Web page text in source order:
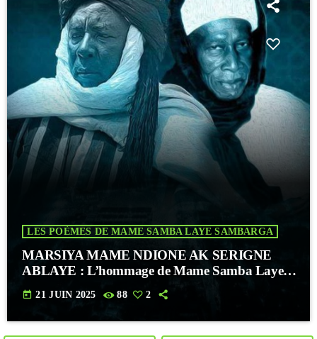
LES POÈMES DE MAME SAMBA LAYE SAMBARGA
MARSIYA MAME NDIONE AK SERIGNE
ABLAYE : L’hommage de Mame Samba Laye
SEMBARGA
today 21 JUIN 2025 88 2